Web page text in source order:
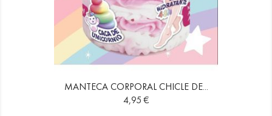
MANTECA CORPORAL CHICLE DE...
Precio
4,95 €